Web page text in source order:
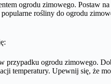
ogrodu zimowego. Postaw
rośliny do ogrodu
przypadku ogrodu zimowego.
temperatury. Upewnij się, że